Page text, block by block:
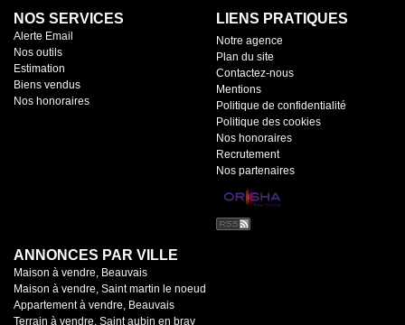
NOS SERVICES
Alerte Email
Nos outils
Estimation
Biens vendus
Nos honoraires
LIENS PRATIQUES
Notre agence
Plan du site
Contactez-nous
Mentions
Politique de confidentialité
Politique des cookies
Nos honoraires
Recrutement
Nos partenaires
ANNONCES PAR VILLE
Maison à vendre, Beauvais
Maison à vendre, Saint martin le noeud
Appartement à vendre, Beauvais
Terrain à vendre, Saint aubin en bray